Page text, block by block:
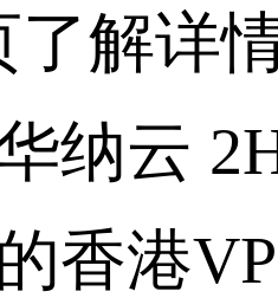
了解详
纳云
香港